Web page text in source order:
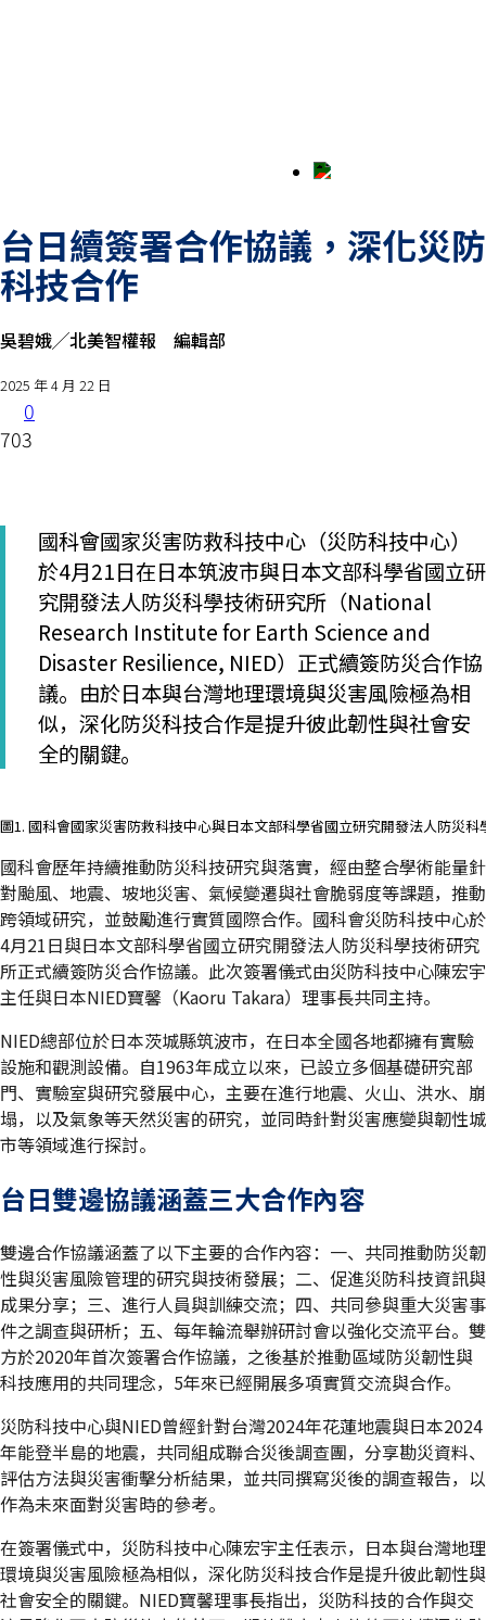
台日續簽署合作協議，深化災防
科技合作
吳碧娥╱北美智權報 編輯部
2025 年 4 月 22 日
0
703
國科會國家災害防救科技中心（災防科技中心）
於4月21日在日本筑波市與日本文部科學省國立研
究開發法人防災科學技術研究所（National
Research Institute for Earth Science and
Disaster Resilience, NIED）正式續簽防災合作協
議。由於日本與台灣地理環境與災害風險極為相
似，深化防災科技合作是提升彼此韌性與社會安
全的關鍵。
圖1. 國科會國家災害防救科技中心與日本文部科學省國立研究開發法人防災
國科會歷年持續推動防災科技研究與落實，經由整合學術能量針
對颱風、地震、坡地災害、氣候變遷與社會脆弱度等課題，推動
跨領域研究，並鼓勵進行實質國際合作。國科會災防科技中心於
4月21日與日本文部科學省國立研究開發法人防災科學技術研究
所正式續簽防災合作協議。此次簽署儀式由災防科技中心陳宏宇
主任與日本NIED寶馨（Kaoru Takara）理事長共同主持。
NIED總部位於日本茨城縣筑波市，在日本全國各地都擁有實驗
設施和觀測設備。自1963年成立以來，已設立多個基礎研究部
門、實驗室與研究發展中心，主要在進行地震、火山、洪水、崩
塌，以及氣象等天然災害的研究，並同時針對災害應變與韌性城
市等領域進行探討。
台日雙邊協議涵蓋三大合作內容
雙邊合作協議涵蓋了以下主要的合作內容：一、共同推動防災韌
性與災害風險管理的研究與技術發展；二、促進災防科技資訊與
成果分享；三、進行人員與訓練交流；四、共同參與重大災害事
件之調查與研析；五、每年輪流舉辦研討會以強化交流平台。雙
方於2020年首次簽署合作協議，之後基於推動區域防災韌性與
科技應用的共同理念，5年來已經開展多項實質交流與合作。
災防科技中心與NIED曾經針對台灣2024年花蓮地震與日本2024
年能登半島的地震，共同組成聯合災後調查團，分享勘災資料、
評估方法與災害衝擊分析結果，並共同撰寫災後的調查報告，以
作為未來面對災害時的參考。
在簽署儀式中，災防科技中心陳宏宇主任表示，日本與台灣地理
環境與災害風險極為相似，深化防災科技合作是提升彼此韌性與
社會安全的關鍵。NIED寶馨理事長指出，災防科技的合作與交